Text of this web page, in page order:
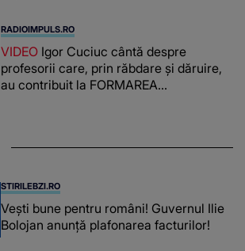
românca ucisă în Italia și ascunsă în
lada unui pat: " Îmi pare rău că nu am
reușit să fac mai mult pentru ea și..."
RADIOIMPULS.RO
VIDEO Igor Cuciuc cântă despre
profesorii care, prin răbdare și dăruire,
au contribuit la FORMAREA
chiar și după trecerea anilor: "De
STIRILEBZI.RO
Vești bune pentru români! Guvernul Ilie
Bolojan anunță plafonarea facturilor!